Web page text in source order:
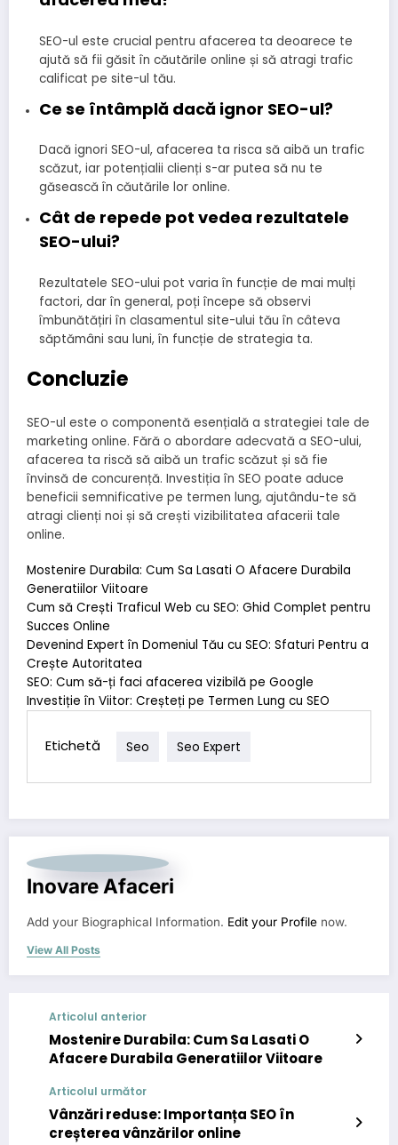
SEO-ul este crucial pentru afacerea ta deoarece te
ajută să fii găsit în căutările online și să atragi trafic
calificat pe site-ul tău.
Ce se întâmplă dacă ignor SEO-ul?
Dacă ignori SEO-ul, afacerea ta risca să aibă un trafic
scăzut, iar potențialii clienți s-ar putea să nu te
găsească în căutările lor online.
Cât de repede pot vedea rezultatele
SEO-ului?
Rezultatele SEO-ului pot varia în funcție de mai mulți
factori, dar în general, poți începe să observi
îmbunătățiri în clasamentul site-ului tău în câteva
săptămâni sau luni, în funcție de strategia ta.
Concluzie
SEO-ul este o componentă esențială a strategiei tale de
marketing online. Fără o abordare adecvată a SEO-ului,
afacerea ta riscă să aibă un trafic scăzut și să fie
învinsă de concurență. Investiția în SEO poate aduce
beneficii semnificative pe termen lung, ajutându-te să
atragi clienți noi și să crești vizibilitatea afacerii tale
online.
Mostenire Durabila: Cum Sa Lasati O Afacere Durabila
Generatiilor Viitoare
Cum să Crești Traficul Web cu SEO: Ghid Complet pentru
Succes Online
Devenind Expert în Domeniul Tău cu SEO: Sfaturi Pentru a
Crește Autoritatea
SEO: Cum să-ți faci afacerea vizibilă pe Google
Investiție în Viitor: Creșteți pe Termen Lung cu SEO
Etichetă Seo Seo Expert
Inovare Afaceri
Add your Biographical Information. Edit your Profile now.
View All Posts
Articolul anterior
Mostenire Durabila: Cum Sa Lasati O
Afacere Durabila Generatiilor Viitoare
Articolul următor
Vânzări reduse: Importanța SEO în
creșterea vânzărilor online